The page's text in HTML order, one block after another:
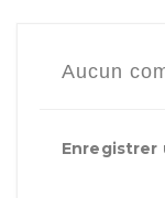
Aucun
Enregistrer